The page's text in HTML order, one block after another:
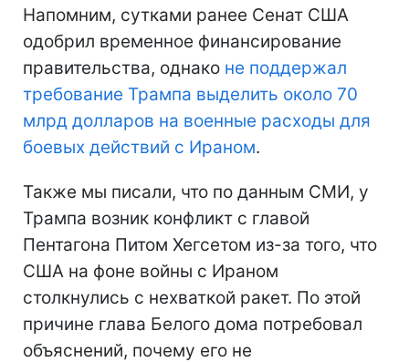
Напомним, сутками ранее Сенат США
одобрил временное финансирование
правительства, однако не поддержал
требование Трампа выделить около 70
млрд долларов на военные расходы для
боевых действий с Ираном.
Также мы писали, что по данным СМИ, у
Трампа возник конфликт с главой
Пентагона Питом Хегсетом из-за того, что
США на фоне войны с Ираном
столкнулись с нехваткой ракет. По этой
причине глава Белого дома потребовал
объяснений, почему его не